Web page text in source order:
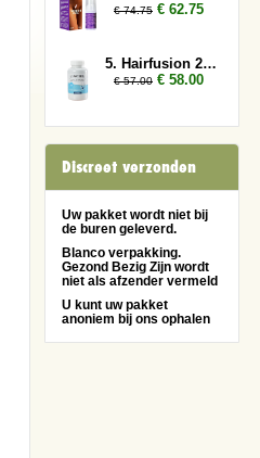
€ 74.75 € 62.75
5. Hairfusion 2 x Plus 1 gratis
€ 57.00 € 58.00
Discreet verzonden
Uw pakket wordt niet bij
de buren geleverd.
Blanco verpakking.
Gezond Bezig Zijn wordt
niet als afzender vermeld
U kunt uw pakket
anoniem bij ons ophalen